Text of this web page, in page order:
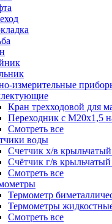
измерительные
Кран трехходовой для
Переходник с М20х1,5
Смотреть все
воды
Счетчик х/в
Счётчик г/в
Смотреть все
Термометр
Термометры
Смотреть все